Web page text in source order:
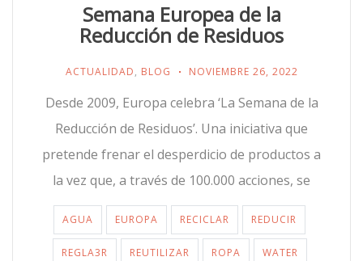
Semana Europea de la
Reducción de Residuos
ACTUALIDAD, BLOG NOVIEMBRE 26, 2022
Desde 2009, Europa celebra ‘La Semana de la
Reducción de Residuos’. Una iniciativa que
pretende frenar el desperdicio de productos a
la vez que, a través de 100.000 acciones, se
AGUA EUROPA RECICLAR REDUCIR
REGLA3R REUTILIZAR ROPA WATER